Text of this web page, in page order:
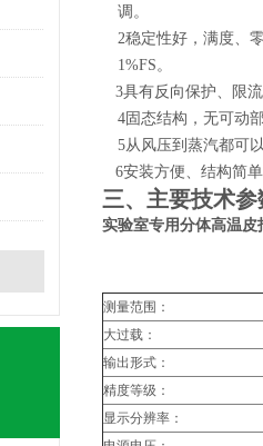
调。
2稳定性好，满度、
1%FS。
3具有反向保护、限
4固态结构，无可动
5从风压到蒸汽都可
6安装方便、结构简
三、主要技术参
实验室专用分体高温皮
测量范围：
大过载：
输出形式：
精度等级：
显示分辨率：